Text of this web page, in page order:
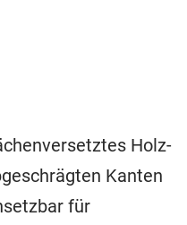
Holz-
Kanten
für